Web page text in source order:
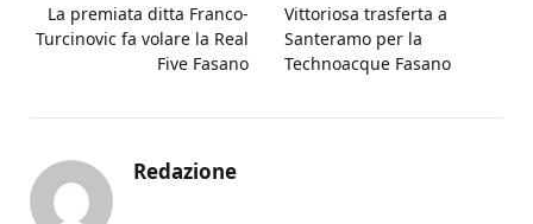
La premiata ditta Franco-
Turcinovic fa volare la Real
Five Fasano
Vittoriosa trasferta a
Santeramo per la
Technoacque Fasano
Redazione